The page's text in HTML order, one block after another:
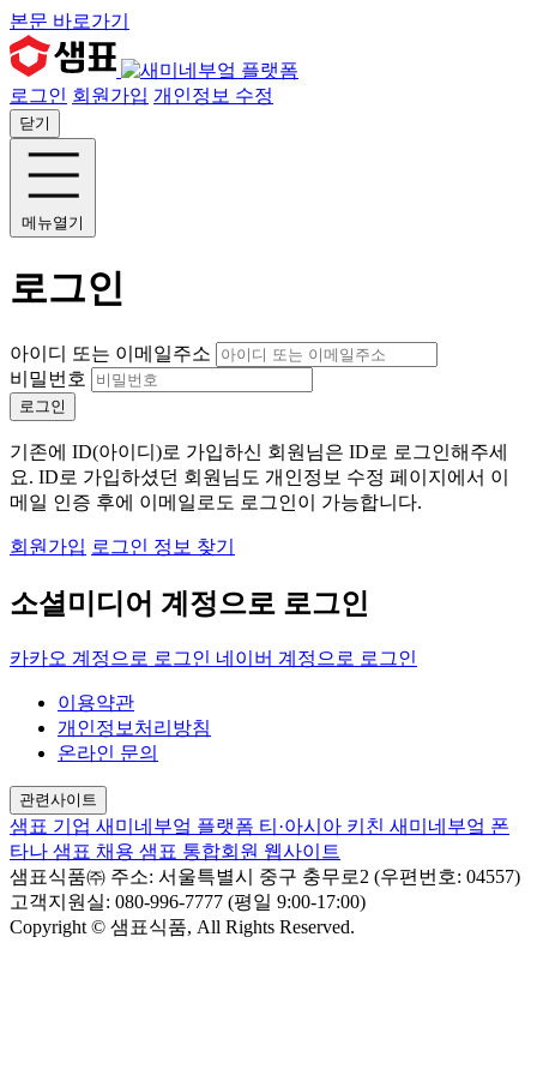
본문 바로가기
로그인 회원가입 개인정보 수정
닫기
메뉴열기
로그인
아이디 또는 이메일주소
비밀번호
로그인
기존에 ID(아이디)로 가입하신 회원님은 ID로 로그인해주세
요. ID로 가입하셨던 회원님도 개인정보 수정 페이지에서 이
메일 인증 후에 이메일로도 로그인이 가능합니다.
회원가입 로그인 정보 찾기
소셜미디어 계정으로 로그인
카카오 계정으로 로그인 네이버 계정으로 로그인
이용약관
개인정보처리방침
온라인 문의
관련사이트
샘표 기업 새미네부엌 플랫폼 티·아시아 키친 새미네부엌 폰
타나 샘표 채용 샘표 통합회원 웹사이트
샘표식품㈜ 주소: 서울특별시 중구 충무로2 (우편번호: 04557)
고객지원실: 080-996-7777 (평일 9:00-17:00)
Copyright © 샘표식품, All Rights Reserved.